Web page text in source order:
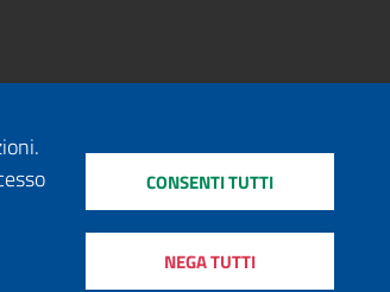
NEGA TUTTI
CONSENTI TUTTI